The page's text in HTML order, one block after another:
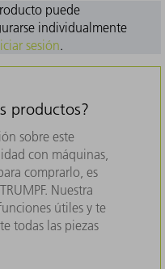
puede
individualmente
sesión.
productos?
sobre este
con máquinas,
comprarlo, es
Nuestra
útiles y te
todas las piezas